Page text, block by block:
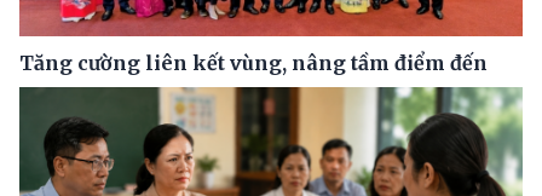
Tăng cường liên kết vùng, nâng tầm điểm đến